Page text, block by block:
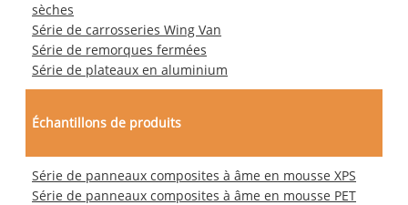
sèches
Série de carrosseries Wing Van
Série de remorques fermées
Série de plateaux en aluminium
Échantillons de produits
Série de panneaux composites à âme en mousse XPS
Série de panneaux composites à âme en mousse PET